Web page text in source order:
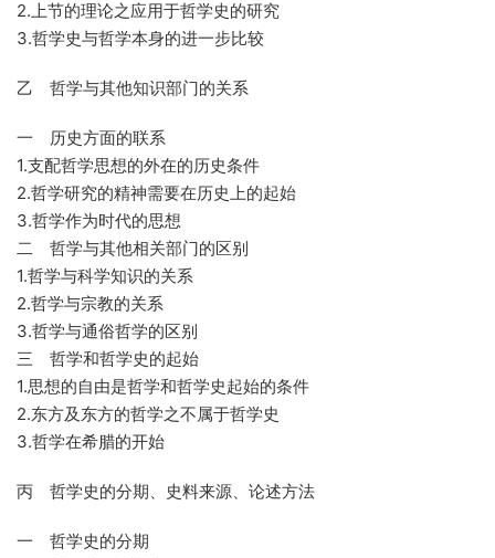
2.上节的理论之应用于哲学史的研究
3.哲学史与哲学本身的进一步比较
乙 哲学与其他知识部门的关系
一 历史方面的联系
1.支配哲学思想的外在的历史条件
2.哲学研究的精神需要在历史上的起始
3.哲学作为时代的思想
二 哲学与其他相关部门的区别
1.哲学与科学知识的关系
2.哲学与宗教的关系
3.哲学与通俗哲学的区别
三 哲学和哲学史的起始
1.思想的自由是哲学和哲学史起始的条件
2.东方及东方的哲学之不属于哲学史
3.哲学在希腊的开始
丙 哲学史的分期、史料来源、论述方法
一 哲学史的分期